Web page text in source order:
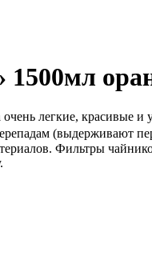
1500мл
легкие, красивые
(выдерживают
Фильтры